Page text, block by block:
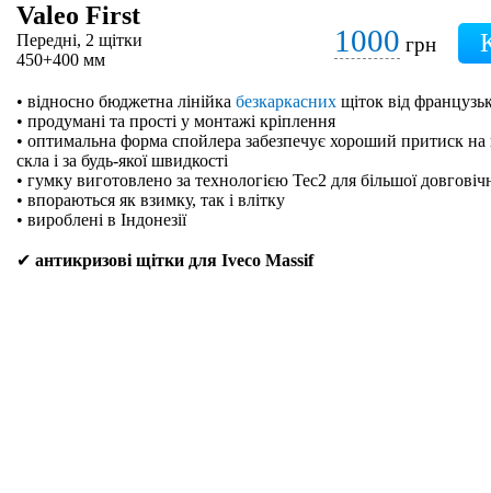
Valeo First
Передні, 2 щітки
450+400 мм
1000 грн
• відносно бюджетна лінійка безкаркасних щіток від
• продумані та прості у монтажі кріплення
• оптимальна форма спойлера забезпечує хороший притиск на
скла і за будь-якої швидкості
• гумку виготовлено за технологією Tec2 для більшої
• впораються як взимку, так і влітку
• вироблені в Індонезії
✔ антикризові щітки для Iveco Massif